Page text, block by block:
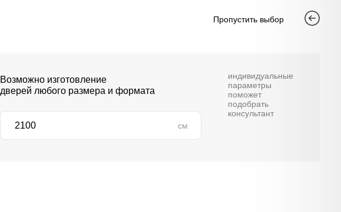
Пропустить выбор
Возможно изготовление
дверей любого размера и формата
см
индивидуальные
параметры
поможет
подобрать
консультант